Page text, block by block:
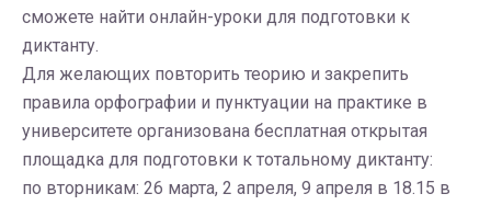
сможете найти онлайн-уроки для подготовки к
диктанту.
Для желающих повторить теорию и закрепить
правила орфографии и пунктуации на практике в
университете организована бесплатная открытая
площадка для подготовки к тотальному диктанту:
по вторникам: 26 марта, 2 апреля, 9 апреля в 18.15 в